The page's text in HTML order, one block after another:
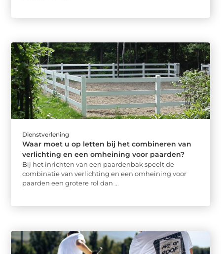
Dienstverlening
Waar moet u op letten bij het combineren van
verlichting en een omheining voor paarden?
Bij het inrichten van een paardenbak speelt de
combinatie van verlichting en een omheining voor
paarden een grotere rol dan ...